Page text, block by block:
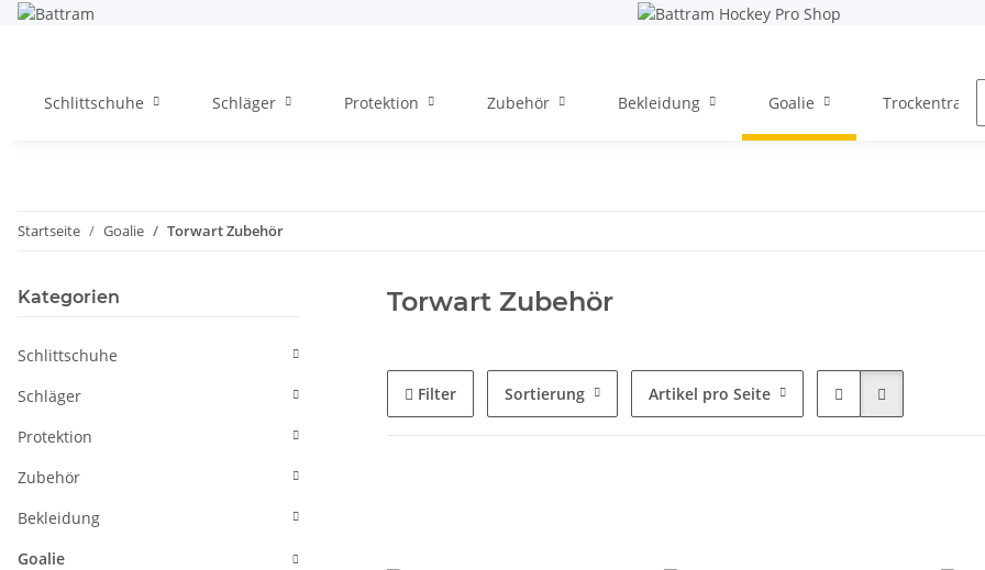
Schlittschuhe Schläger Protektion Zubehör Bekleidung Goalie
Startseite Goalie Torwart Zubehör
Torwart Zubehör
Filter Sortierung Artikel pro Seite
Kategorien
Schlittschuhe
Schläger
Protektion
Zubehör
Bekleidung
Goalie